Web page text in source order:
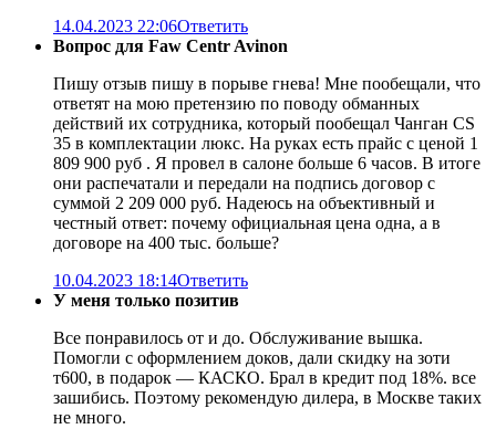
14.04.2023 22:06Ответить
Вопрос для Faw Centr Avinon
Пишу отзыв пишу в порыве гнева! Мне пообещали, что
ответят на мою претензию по поводу обманных
действий их сотрудника, который пообещал Чанган CS
35 в комплектации люкс. На руках есть прайс с ценой 1
809 900 руб . Я провел в салоне больше 6 часов. В итоге
они распечатали и передали на подпись договор с
суммой 2 209 000 руб. Надеюсь на объективный и
честный ответ: почему официальная цена одна, а в
договоре на 400 тыс. больше?
10.04.2023 18:14Ответить
У меня только позитив
Все понравилось от и до. Обслуживание вышка.
Помогли с оформлением доков, дали скидку на зоти
т600, в подарок — КАСКО. Брал в кредит под 18%. все
зашибись. Поэтому рекомендую дилера, в Москве таких
не много.